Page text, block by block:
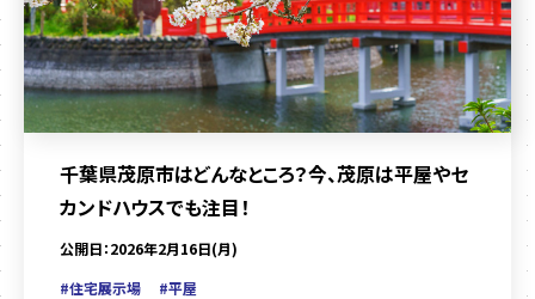
千葉県茂原市はどんなところ？今、茂原は平屋やセ
カンドハウスでも注目！
公開日：2026年2月16日(月)
#住宅展示場
#平屋